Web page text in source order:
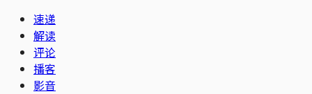
速递
解读
评论
播客
影音